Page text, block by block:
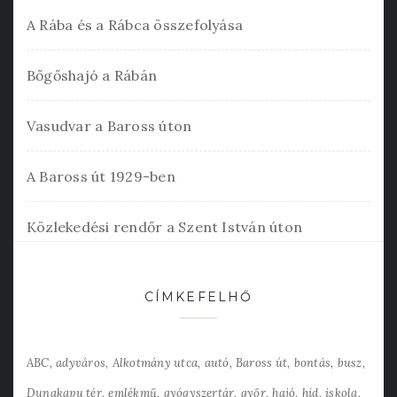
A Rába és a Rábca összefolyása
Bőgőshajó a Rábán
Vasudvar a Baross úton
A Baross út 1929-ben
Közlekedési rendőr a Szent István úton
CÍMKEFELHŐ
ABC adyváros Alkotmány utca autó Baross út bontás busz
Dunakapu tér emlékmű gyógyszertár győr hajó híd iskola